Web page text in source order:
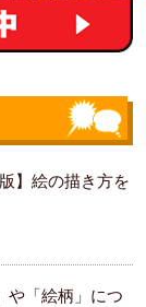
】絵の描き方を
や「絵柄」につ